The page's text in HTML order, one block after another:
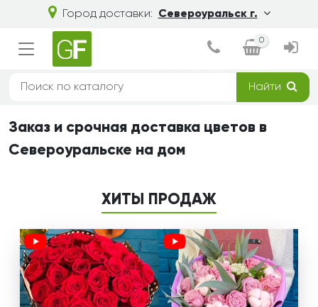
Город доставки: Североуральск г.
0
Найти
Заказ и срочная доставка цветов в
Североуральске на дом
ХИТЫ ПРОДАЖ